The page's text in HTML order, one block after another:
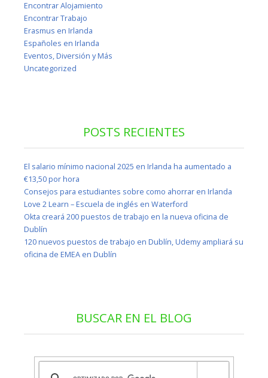
Encontrar Alojamiento
Encontrar Trabajo
Erasmus en Irlanda
Españoles en Irlanda
Eventos, Diversión y Más
Uncategorized
POSTS RECIENTES
El salario mínimo nacional 2025 en Irlanda ha aumentado a
€13,50 por hora
Consejos para estudiantes sobre como ahorrar en Irlanda
Love 2 Learn – Escuela de inglés en Waterford
Okta creará 200 puestos de trabajo en la nueva oficina de
Dublín
120 nuevos puestos de trabajo en Dublín, Udemy ampliará su
oficina de EMEA en Dublín
BUSCAR EN EL BLOG